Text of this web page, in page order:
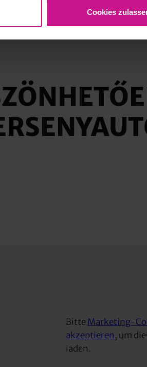
Cookies
Bitte Marketing-
akzeptieren, um
laden.